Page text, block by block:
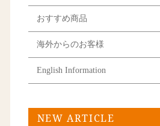
おすすめ商品
海外からのお客様
English Information
NEW ARTICLE